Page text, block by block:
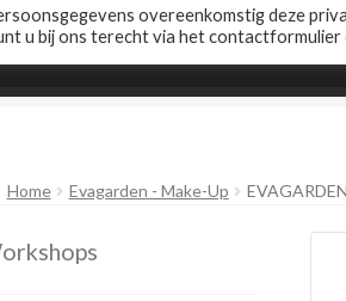
Afspraak maken Prijslijst
Home Evagarden - Make-Up
overeenkomstig deze
u bij ons terecht via het